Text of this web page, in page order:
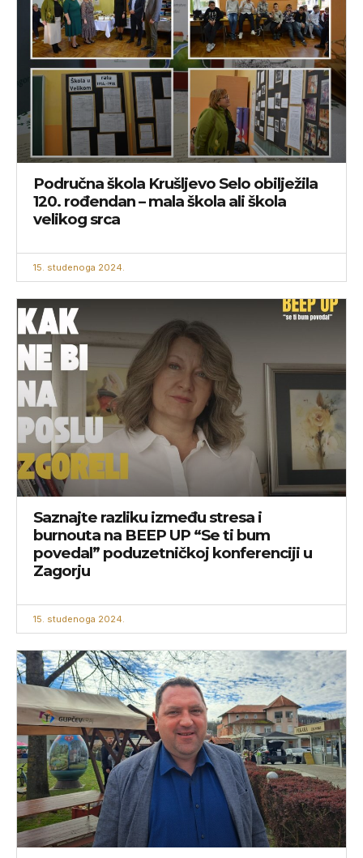
Područna škola Krušljevo Selo obilježila
120. rođendan – mala škola ali škola
velikog srca
15. studenoga 2024.
Saznajte razliku između stresa i
burnouta na BEEP UP “Se ti bum
povedal” poduzetničkoj konferenciji u
Zagorju
15. studenoga 2024.